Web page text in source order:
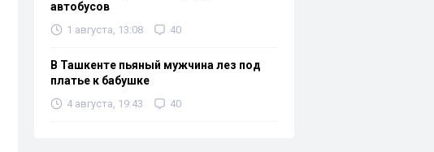
автобусов
1 августа, 13:08 40
В Ташкенте пьяный мужчина лез под
платье к бабушке
4 августа, 19:43 40